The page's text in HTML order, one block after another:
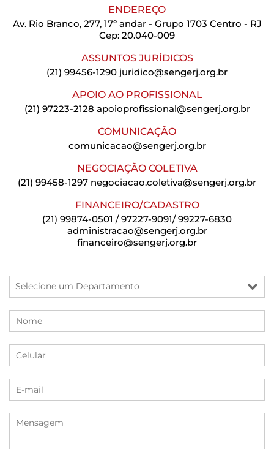
ENDEREÇO
Av. Rio Branco, 277, 17º andar - Grupo 1703 Centro - RJ
Cep: 20.040-009
ASSUNTOS JURÍDICOS
(21) 99456-1290 juridico@sengerj.org.br
APOIO AO PROFISSIONAL
(21) 97223-2128 apoioprofissional@sengerj.org.br
COMUNICAÇÃO
comunicacao@sengerj.org.br
NEGOCIAÇÃO COLETIVA
(21) 99458-1297 negociacao.coletiva@sengerj.org.br
FINANCEIRO/CADASTRO
(21) 99874-0501 / 97227-9091/ 99227-6830
administracao@sengerj.org.br
financeiro@sengerj.org.br